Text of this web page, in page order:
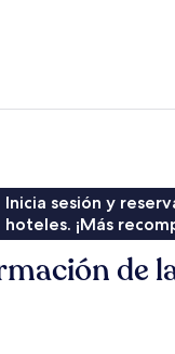
Inicia sesión y
hoteles. ¡Más
de